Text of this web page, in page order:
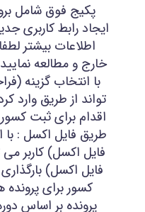
پکیج فوق شامل
ایجاد رابط کاربری
اطلاعات بیشتر
با انتخاب گزینه
تواند از طریق وارد
طریق فایل اکسل : با
فایل اکسل) کاربر
فایل اکسل)
پرونده بر اساس